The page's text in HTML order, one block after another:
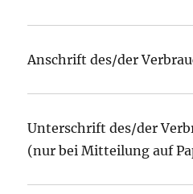
Anschrift des/der
Unterschrift des/der
(nur bei Mitteilung auf